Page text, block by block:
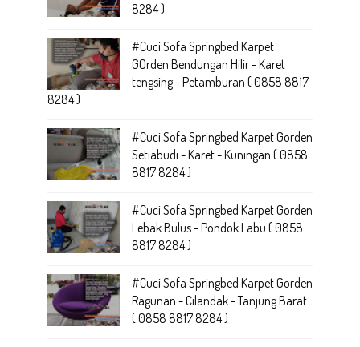
8284 )
#Cuci Sofa Springbed Karpet
GOrden Bendungan Hilir - Karet
tengsing - Petamburan ( 0858 8817
8284 )
#Cuci Sofa Springbed Karpet Gorden
Setiabudi - Karet - Kuningan ( 0858
8817 8284 )
#Cuci Sofa Springbed Karpet Gorden
Lebak Bulus - Pondok Labu ( 0858
8817 8284 )
#Cuci Sofa Springbed Karpet Gorden
Ragunan - Cilandak - Tanjung Barat
( 0858 8817 8284 )